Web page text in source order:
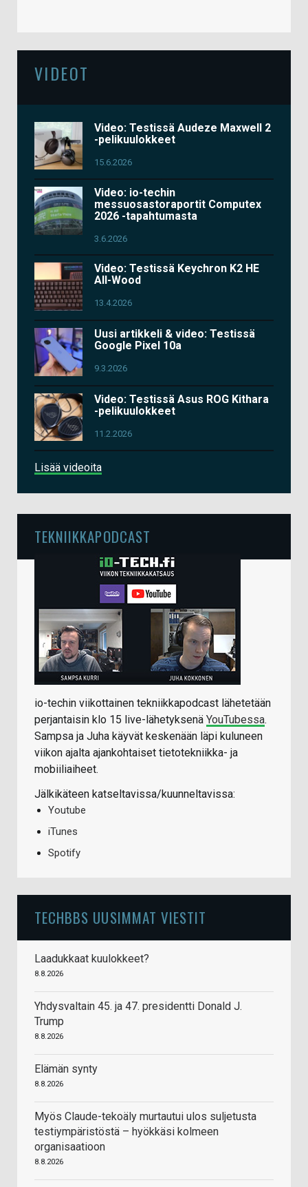
VIDEOT
Video: Testissä Audeze Maxwell 2
-pelikuulokkeet
15.6.2026
Video: io-techin
messuosastoraportit Computex
2026 -tapahtumasta
3.6.2026
Video: Testissä Keychron K2 HE
All-Wood
13.4.2026
Uusi artikkeli & video: Testissä
Google Pixel 10a
9.3.2026
Video: Testissä Asus ROG Kithara
-pelikuulokkeet
11.2.2026
Lisää videoita
TEKNIIKKAPODCAST
io-techin viikottainen tekniikkapodcast lähetetään
perjantaisin klo 15 live-lähetyksenä YouTubessa.
Sampsa ja Juha käyvät keskenään läpi kuluneen
viikon ajalta ajankohtaiset tietotekniikka- ja
mobiiliaiheet.
Jälkikäteen katseltavissa/kuunneltavissa:
Youtube
iTunes
Spotify
TECHBBS UUSIMMAT VIESTIT
Laadukkaat kuulokkeet?
8.8.2026
Yhdysvaltain 45. ja 47. presidentti Donald J.
Trump
8.8.2026
Elämän synty
8.8.2026
Myös Claude-tekoäly murtautui ulos suljetusta
testiympäristöstä – hyökkäsi kolmeen
organisaatioon
8.8.2026